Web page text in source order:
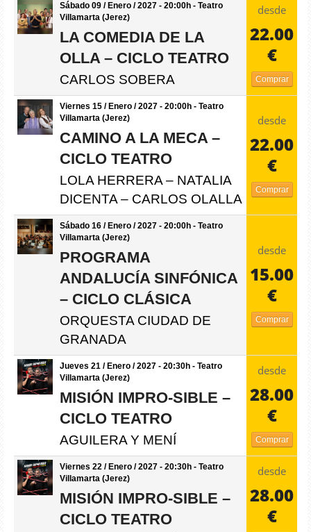
Sábado 09 / Enero / 2027 - 20:00h - Teatro
Villamarta (Jerez)
LA COMEDIA DE LA
OLLA – CICLO TEATRO
CARLOS SOBERA
desde
22.00
€
Comprar
Viernes 15 / Enero / 2027 - 20:00h - Teatro
Villamarta (Jerez)
CAMINO A LA MECA –
CICLO TEATRO
LOLA HERRERA – NATALIA
DICENTA – CARLOS OLALLA
desde
22.00
€
Comprar
Sábado 16 / Enero / 2027 - 20:00h - Teatro
Villamarta (Jerez)
PROGRAMA
ANDALUCÍA SINFÓNICA
– CICLO CLÁSICA
ORQUESTA CIUDAD DE
GRANADA
desde
15.00
€
Comprar
Jueves 21 / Enero / 2027 - 20:30h - Teatro
Villamarta (Jerez)
MISIÓN IMPRO-SIBLE –
CICLO TEATRO
AGUILERA Y MENÍ
desde
28.00
€
Comprar
Viernes 22 / Enero / 2027 - 20:30h - Teatro
Villamarta (Jerez)
MISIÓN IMPRO-SIBLE –
CICLO TEATRO
desde
28.00
€